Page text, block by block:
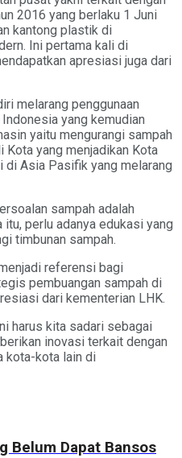
2016 yang berlaku 1 Juni
kantong plastik di
Ini pertama kali di
apresiasi juga dari
melarang penggunaan
yang kemudian
yaitu mengurangi sampah
Kota yang menjadikan Kota
di Asia Pasifik yang melarang
sampah adalah
perlu adanya edukasi yang
timbunan sampah.
referensi bagi
pembuangan sampah di
dari kementerian LHK.
harus kita sadari sebagai
inovasi terkait dengan
kota-kota lain di
Belum Dapat Bansos